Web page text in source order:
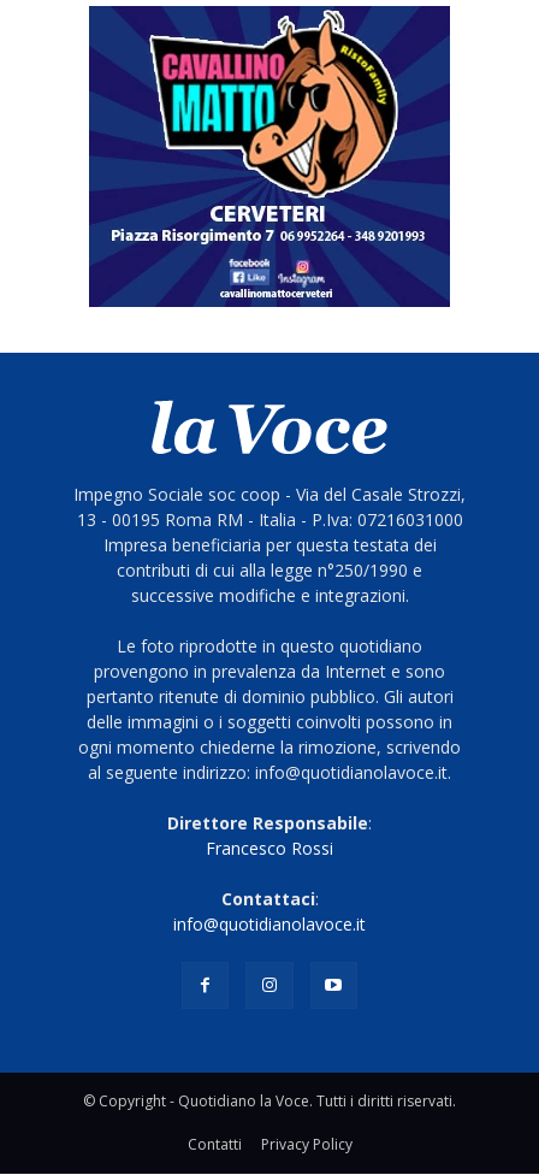
Impegno Sociale soc coop - Via del Casale Strozzi,
13 - 00195 Roma RM - Italia - P.Iva: 07216031000
Impresa beneficiaria per questa testata dei
contributi di cui alla legge n°250/1990 e
successive modifiche e integrazioni.
Le foto riprodotte in questo quotidiano
provengono in prevalenza da Internet e sono
pertanto ritenute di dominio pubblico. Gli autori
delle immagini o i soggetti coinvolti possono in
ogni momento chiederne la rimozione, scrivendo
al seguente indirizzo: info@quotidianolavoce.it.
Direttore Responsabile:
Francesco Rossi
Contattaci:
info@quotidianolavoce.it
© Copyright - Quotidiano la Voce. Tutti i diritti riservati.
Contatti Privacy Policy